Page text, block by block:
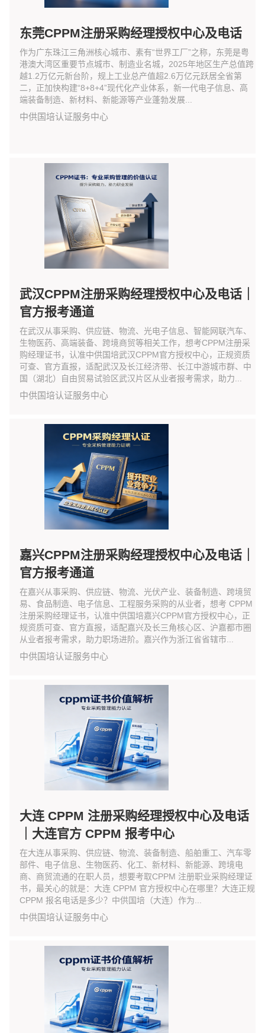
东莞CPPM注册采购经理授权中心及电话
作为广东珠江三角洲核心城市、素有“世界工厂”之称，东莞是粤
港澳大湾区重要节点城市、制造业名城，2025年地区生产总值跨
越1.2万亿元新台阶，规上工业总产值超2.6万亿元跃居全省第
二，正加快构建“8+8+4”现代化产业体系，新一代电子信息、高
端装备制造、新材料、新能源等产业蓬勃发展...
中供国培认证服务中心
武汉CPPM注册采购经理授权中心及电话｜
官方报考通道
在武汉从事采购、供应链、物流、光电子信息、智能网联汽车、
生物医药、高端装备、跨境商贸等相关工作，想考CPPM注册采
购经理证书，认准中供国培武汉CPPM官方授权中心，正规资质
可查、官方直报，适配武汉及长江经济带、长江中游城市群、中
国（湖北）自由贸易试验区武汉片区从业者报考需求，助力...
中供国培认证服务中心
嘉兴CPPM注册采购经理授权中心及电话｜
官方报考通道
在嘉兴从事采购、供应链、物流、光伏产业、装备制造、跨境贸
易、食品制造、电子信息、工程服务采购的从业者，想考 CPPM
注册采购经理证书，认准中供国培嘉兴CPPM官方授权中心，正
规资质可查、官方直报，适配嘉兴及长三角核心区、沪嘉都市圈
从业者报考需求，助力职场进阶。嘉兴作为浙江省省辖市...
中供国培认证服务中心
大连 CPPM 注册采购经理授权中心及电话
｜大连官方 CPPM 报考中心
在大连从事采购、供应链、物流、装备制造、船舶重工、汽车零
部件、电子信息、生物医药、化工、新材料、新能源、跨境电
商、商贸流通的在职人员，想要考取CPPM 注册职业采购经理证
书，最关心的就是：大连 CPPM 官方授权中心在哪里？大连正规
CPPM 报名电话是多少？中供国培（大连）作为...
中供国培认证服务中心